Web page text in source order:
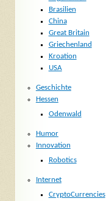
Brasilien
China
Great Britain
Griechenland
Kroation
USA
Geschichte
Hessen
Odenwald
Humor
Innovation
Robotics
Internet
CryptoCurrencies